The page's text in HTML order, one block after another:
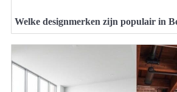
Welke designmerken zijn populair in